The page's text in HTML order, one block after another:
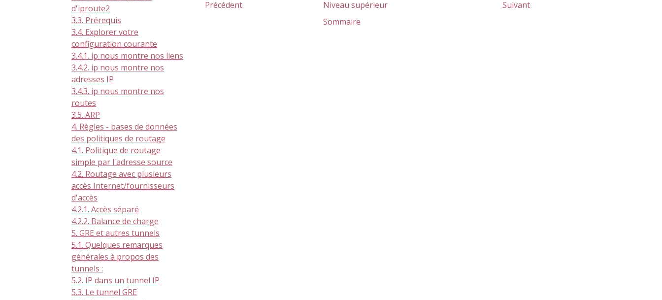
d'iproute2
3.3. Prérequis
3.4. Explorer votre
configuration courante
3.4.1. ip nous montre nos liens
3.4.2. ip nous montre nos
adresses IP
3.4.3. ip nous montre nos
routes
3.5. ARP
4. Règles - bases de données
des politiques de routage
4.1. Politique de routage
simple par l'adresse source
4.2. Routage avec plusieurs
accès Internet/fournisseurs
d'accès
4.2.1. Accès séparé
4.2.2. Balance de charge
5. GRE et autres tunnels
5.1. Quelques remarques
générales à propos des
tunnels :
5.2. IP dans un tunnel IP
5.3. Le tunnel GRE
Précédent Niveau supérieur
Suivant
Sommaire